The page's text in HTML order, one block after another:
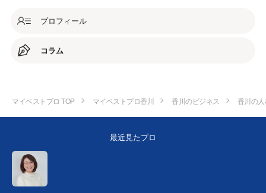
プロフィール
コラム
マイベストプロ TOP マイベストプロ香川 香川のビジネス 香川の
最近見たプロ